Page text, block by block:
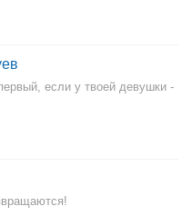
если у твоей девушки -